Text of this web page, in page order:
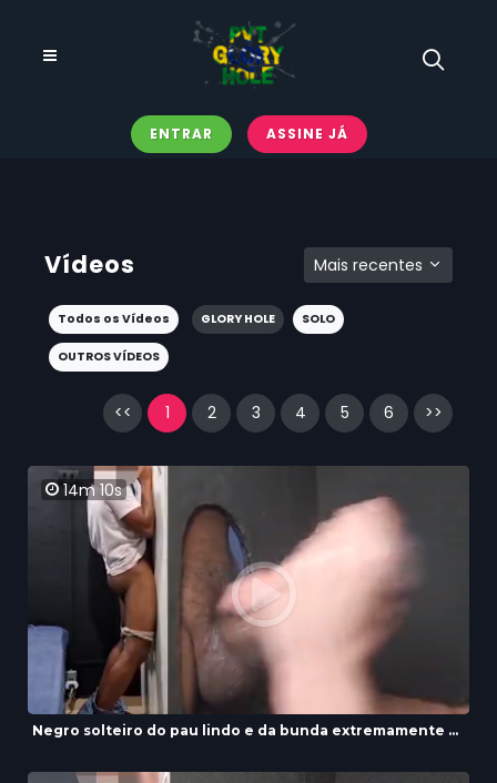
ENTRAR ASSINE JÁ
Vídeos Mais recentes
Todos os Vídeos GLORY HOLE SOLO
OUTROS VÍDEOS
<< 1 2 3 4 5 6 >>
14m 10s
Negro solteiro do pau lindo e da bunda extremamente ...